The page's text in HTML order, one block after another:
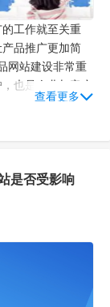
工作就至关重
品推广更加简
网站建设非常重
也是企业与客户
查看更多
是否受影响